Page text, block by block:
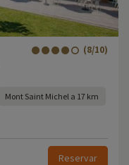
(8/10)
Mont Saint Michel a 17 km
Reservar